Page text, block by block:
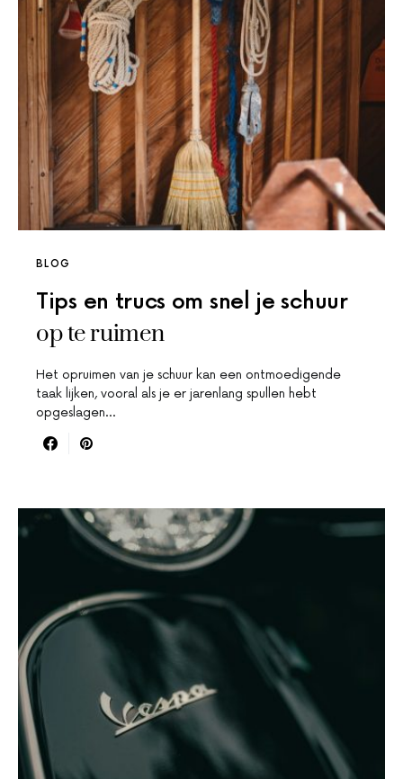
BLOG
Tips en trucs om snel je schuur
op te ruimen
Het opruimen van je schuur kan een ontmoedigende
taak lijken, vooral als je er jarenlang spullen hebt
opgeslagen…